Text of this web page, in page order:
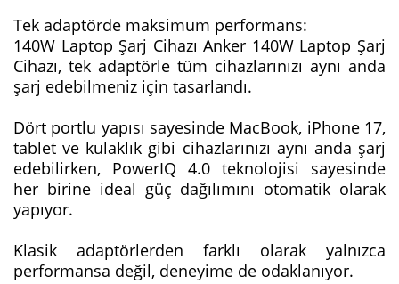
Tek adaptörde maksimum performans:
140W Laptop Şarj Cihazı Anker 140W Laptop Şarj
Cihazı, tek adaptörle tüm cihazlarınızı aynı anda
şarj edebilmeniz için tasarlandı.
Dört portlu yapısı sayesinde MacBook, iPhone 17,
tablet ve kulaklık gibi cihazlarınızı aynı anda şarj
edebilirken, PowerIQ 4.0 teknolojisi sayesinde
her birine ideal güç dağılımını otomatik olarak
yapıyor.
Klasik adaptörlerden farklı olarak yalnızca
performansa değil, deneyime de odaklanıyor.